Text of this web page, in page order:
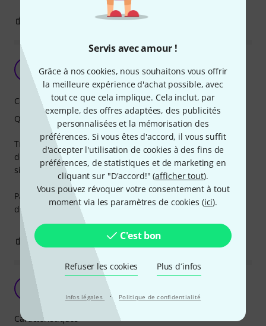
Servis avec amour !
Grâce à nos cookies, nous souhaitons vous offrir
la meilleure expérience d'achat possible, avec
tout ce que cela implique. Cela inclut, par
exemple, des offres adaptées, des publicités
personnalisées et la mémorisation des
préférences. Si vous êtes d'accord, il vous suffit
d'accepter l'utilisation de cookies à des fins de
préférences, de statistiques et de marketing en
cliquant sur "D'accord!" (afficher tout).
Vous pouvez révoquer votre consentement à tout
moment via les paramètres de cookies (ici).
C'est bon
Refuser les cookies Plus d´infos
Infos légales · Politique de confidentialité
SIGNALER L'ÉVALUATION
Sydaer 05.01.2021
Très utile pour démultiplier un signal sans avoir à acheter
de module spécialement pour ça (par exemple séparer un
signal OUT Mono vers un IN Gauche + un IN droit).
Par contre, quand même TRES cher, c'est la moitié du prix
d'un bundle de 7-10 câbles standards.
Caractéristiques
Qualité de fabrication
SIGNALER L'ÉVALUATION
le vré batman 29.05.2021
Caractéristiques